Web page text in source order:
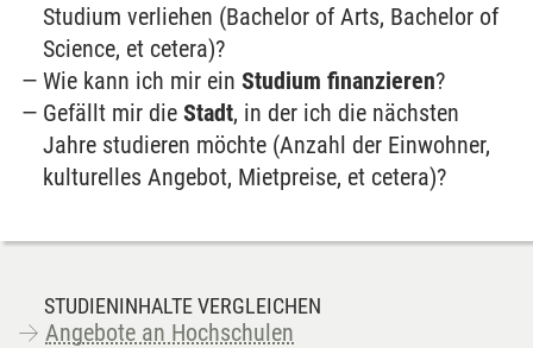
Studium verliehen (Bachelor of Arts, Bachelor of
Science, et cetera)?
Wie kann ich mir einStudium finanzieren?
Gefällt mir dieStadt, in der ich die nächsten
Jahre studieren möchte (Anzahl der Einwohner,
kulturelles Angebot, Mietpreise, et cetera)?
STUDIENINHALTE VERGLEICHEN
Angebote an Hochschulen